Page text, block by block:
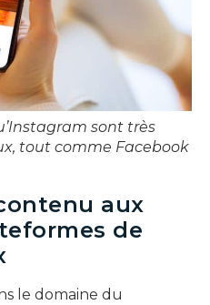
sont très
tout comme Facebook
aux
de
le domaine du